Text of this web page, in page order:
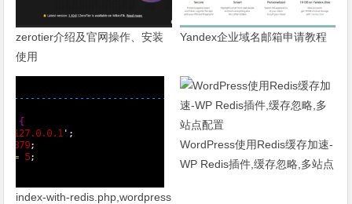
zerotier介绍及官网操作、安装
使用
Yandex企业域名邮箱申请教程
index-with-redis.php,wordpress
WordPress使用Redis缓存加速-
WP Redis插件,缓存忽略,多站点